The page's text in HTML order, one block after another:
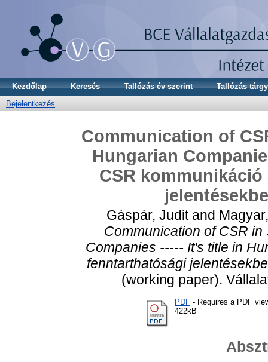
Kezdőlap Keresés Tallózás év szerint
Tallózás
Bejelentkezés
Communication of
Hungarian
CSR
Gáspár, Juditand
Communication of CSR
Companies ----- It's title in
fenntarthatósági
(working paper).
PDF - Requires a PDF
422kB